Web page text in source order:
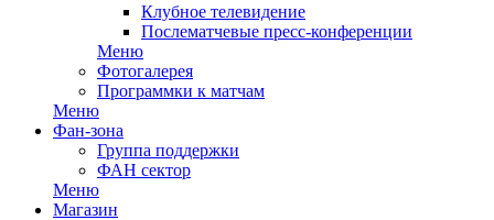
Клубное телевидение
Послематчевые пресс-конференции
Меню
Фотогалерея
Программки к матчам
Меню
Фан-зона
Группа поддержки
ФАН сектор
Меню
Магазин